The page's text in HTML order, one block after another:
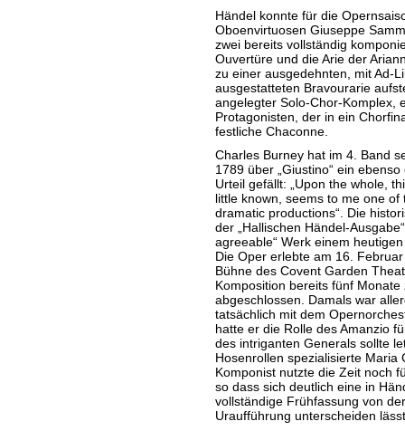
Händel konnte für die
Oboenvirtuosen Giuseppe
zwei bereits vollständig
Ouvertüre und die Arie der
zu einer ausgedehnten, mit Ad-
ausgestatteten Bravourarie
angelegter Solo-Chor-Komplex,
Protagonisten, der in ein
festliche Chaconne.
Charles Burney hat im 4. Band
1789 über „Giustino“ ein
Urteil gefällt: „Upon the whole,
little known, seems to me one of
dramatic productions“. Die
der „Hallischen Händel-
agreeable“ Werk einem
Die Oper erlebte am 16.
Bühne des Covent Garden
Komposition bereits fünf
abgeschlossen. Damals war
tatsächlich mit dem
hatte er die Rolle des Amanzio
des intriganten Generals sollte
Hosenrollen spezialisierte
Komponist nutzte die Zeit noch
so dass sich deutlich eine in
vollständige Frühfassung von
Uraufführung unterscheiden